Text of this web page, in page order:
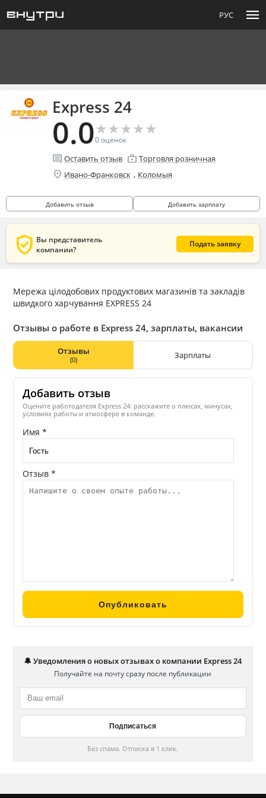
РУС menu
Express 24
0.0★
★★
★★
★★
★★
★
0оценок
comment Оставить отзыв enterprise Торговля розничная
location_on Ивано-Франковск , Коломыя
Добавить отзыв Добавить зарплату
verified_user Вы представитель
компании?
Подать заявку
Мережа цілодобових продуктових магазинів та закладів
швидкого харчування EXPRESS 24
Отзывы о работе в Express 24, зарплаты, вакансии
Отзывы
(0) Зарплаты
Добавить отзыв
Оцените работодателя Express 24: расскажите о плюсах, минусах,
условиях работы и атмосфере в команде.
Имя *
Отзыв *
🔔 Уведомления о новых отзывах о компании Express 24
Получайте на почту сразу после публикации
Без спама. Отписка в 1 клик.